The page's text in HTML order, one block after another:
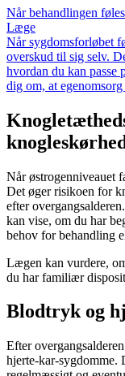
Når behandlingen
Læge
Når sygdomsforløbet
overskud til sig selv.
hvordan du kan passe
dig om, at
Når østrogenniveauet
Det øger risikoen for
efter
kan vise, om du har
behov for behandling
Lægen kan vurdere,
du har familiær
Blodtryk og
Efter
hjerte-kar-sygdomme.